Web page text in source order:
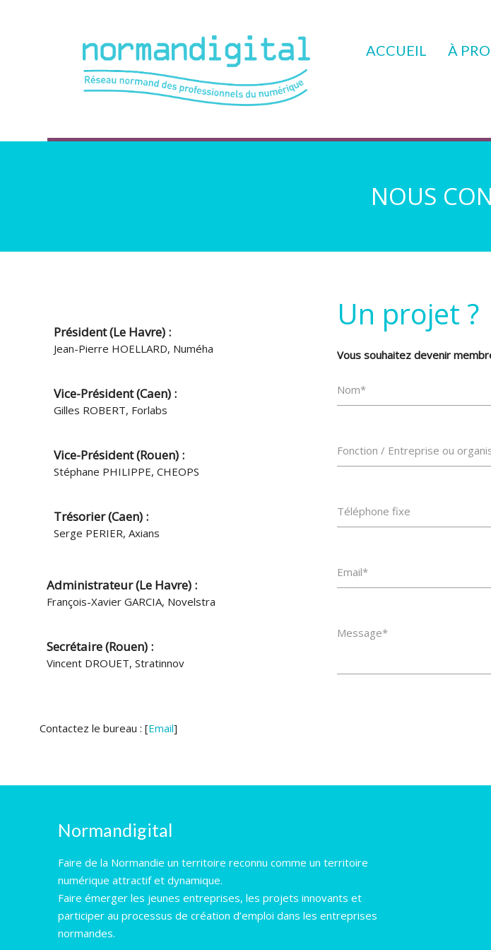
ACCUEIL À
NOUS
Président (Le Havre) :
Jean-Pierre HOELLARD, Numéha
Vice-Président (Caen) :
Gilles ROBERT, Forlabs
Vice-Président (Rouen) :
Stéphane PHILIPPE, CHEOPS
Trésorier (Caen) :
Serge PERIER, Axians
Administrateur (Le Havre) :
François-Xavier GARCIA, Novelstra
Secrétaire (Rouen) :
Vincent DROUET, Stratinnov
Contactez le bureau : [Email]
Un projet ?
Vous souhaitez devenir
Normandigital
Faire de la Normandie un territoire reconnu comme un territoire
numérique attractif et dynamique.
Faire émerger les jeunes entreprises, les projets innovants et
participer au processus de création d’emploi dans les entreprises
normandes.